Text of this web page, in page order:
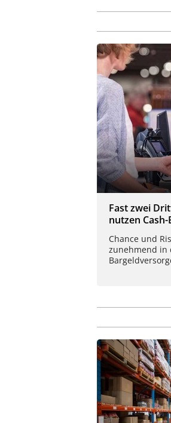
Fast zwei
nutzen
Chance und
zunehmend in